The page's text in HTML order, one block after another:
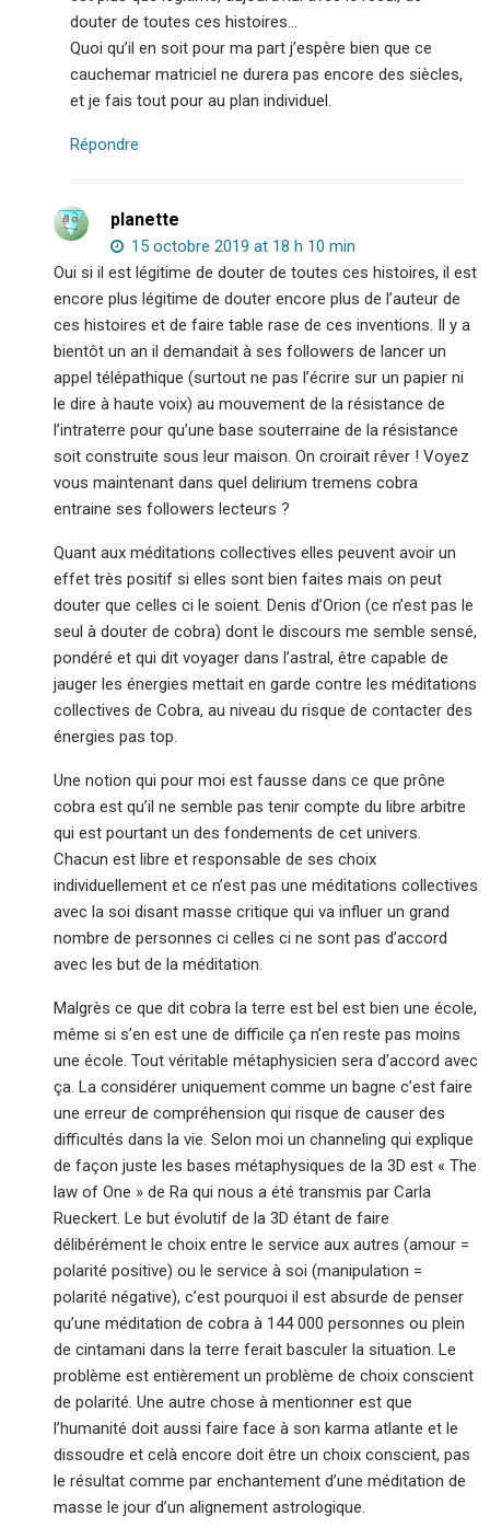
douter de toutes ces histoires…
Quoi qu’il en soit pour ma part j’espère bien que ce
cauchemar matriciel ne durera pas encore des siècles,
et je fais tout pour au plan individuel.
Répondre
planette
15 octobre 2019 at 18 h 10 min
Oui si il est légitime de douter de toutes ces histoires, il est
encore plus légitime de douter encore plus de l’auteur de
ces histoires et de faire table rase de ces inventions. Il y a
bientôt un an il demandait à ses followers de lancer un
appel télépathique (surtout ne pas l’écrire sur un papier ni
le dire à haute voix) au mouvement de la résistance de
l’intraterre pour qu’une base souterraine de la résistance
soit construite sous leur maison. On croirait rêver ! Voyez
vous maintenant dans quel delirium tremens cobra
entraine ses followers lecteurs ?
Quant aux méditations collectives elles peuvent avoir un
effet très positif si elles sont bien faites mais on peut
douter que celles ci le soient. Denis d’Orion (ce n’est pas le
seul à douter de cobra) dont le discours me semble sensé,
pondéré et qui dit voyager dans l’astral, être capable de
jauger les énergies mettait en garde contre les méditations
collectives de Cobra, au niveau du risque de contacter des
énergies pas top.
Une notion qui pour moi est fausse dans ce que prône
cobra est qu’il ne semble pas tenir compte du libre arbitre
qui est pourtant un des fondements de cet univers.
Chacun est libre et responsable de ses choix
individuellement et ce n’est pas une méditations collectives
avec la soi disant masse critique qui va influer un grand
nombre de personnes ci celles ci ne sont pas d’accord
avec les but de la méditation.
Malgrès ce que dit cobra la terre est bel est bien une école,
même si s’en est une de difficile ça n’en reste pas moins
une école. Tout véritable métaphysicien sera d’accord avec
ça. La considérer uniquement comme un bagne c’est faire
une erreur de compréhension qui risque de causer des
difficultés dans la vie. Selon moi un channeling qui explique
de façon juste les bases métaphysiques de la 3D est « The
law of One » de Ra qui nous a été transmis par Carla
Rueckert. Le but évolutif de la 3D étant de faire
délibérément le choix entre le service aux autres (amour =
polarité positive) ou le service à soi (manipulation =
polarité négative), c’est pourquoi il est absurde de penser
qu’une méditation de cobra à 144 000 personnes ou plein
de cintamani dans la terre ferait basculer la situation. Le
problème est entièrement un problème de choix conscient
de polarité. Une autre chose à mentionner est que
l’humanité doit aussi faire face à son karma atlante et le
dissoudre et celà encore doit être un choix conscient, pas
le résultat comme par enchantement d’une méditation de
masse le jour d’un alignement astrologique.